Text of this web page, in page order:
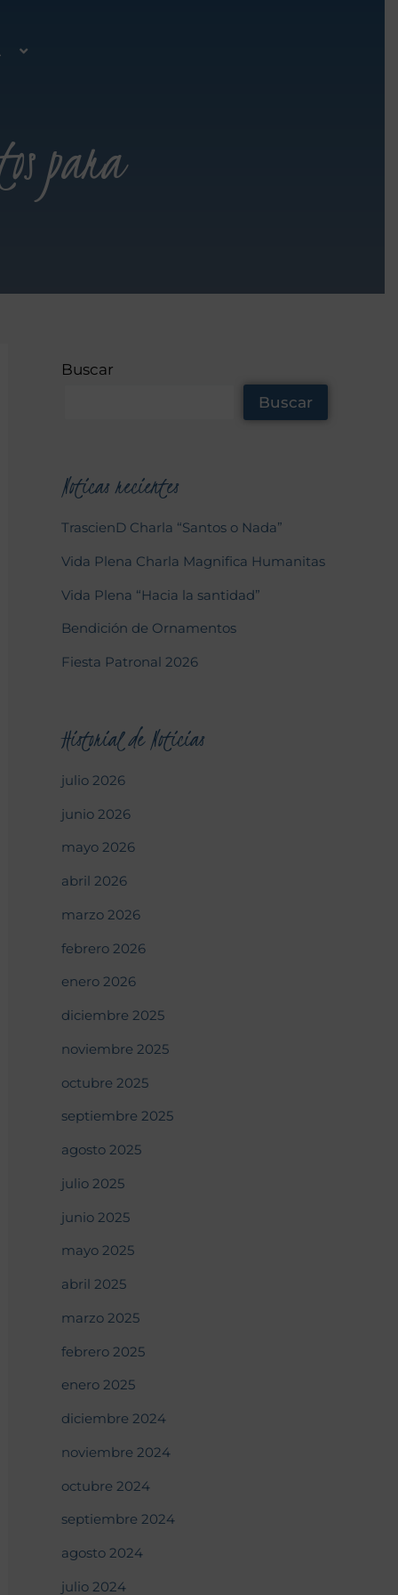
para
Buscar
Buscar
Noticas recientes
TrascienD Charla “Santos o Nada”
Vida Plena Charla Magnifica Humanitas
Vida Plena “Hacia la santidad”
Bendición de Ornamentos
Fiesta Patronal 2026
Historial de Noticias
julio 2026
junio 2026
mayo 2026
abril 2026
marzo 2026
febrero 2026
enero 2026
diciembre 2025
noviembre 2025
octubre 2025
septiembre 2025
agosto 2025
julio 2025
junio 2025
mayo 2025
abril 2025
marzo 2025
febrero 2025
enero 2025
diciembre 2024
noviembre 2024
octubre 2024
septiembre 2024
agosto 2024
julio 2024